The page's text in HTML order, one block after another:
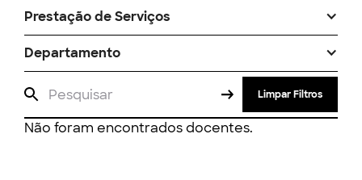
Prestação de Serviços
Departamento
Limpar Filtros
Não foram encontrados docentes.